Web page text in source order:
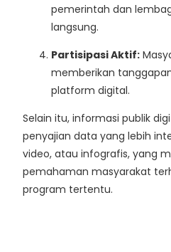
pemerintah dan
langsung.
Partisipasi Aktif:
memberikan
platform digital.
Selain itu, informasi publik
penyajian data yang lebih
video, atau infografis, yang
pemahaman masyarakat
program tertentu.